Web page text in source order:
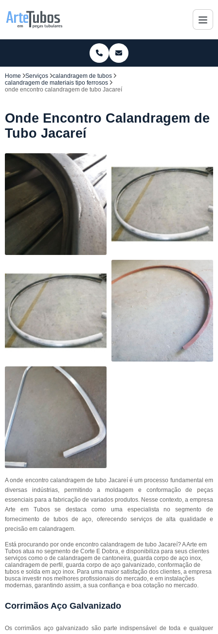
Home Serviços
calandragem de tubos
calandragem de materiais tipo ferrosos
onde encontro calandragem de tubo Jacareí
Onde Encontro Calandragem de
Tubo Jacareí
A onde encontro calandragem de tubo Jacareí é um processo fundamental em
diversas indústrias, permitindo a moldagem e conformação de peças
essenciais para a fabricação de variados produtos. Nesse contexto, a empresa
Arte em Tubos se destaca como uma especialista no segmento de
fornecimento de tubos de aço, oferecendo serviços de alta qualidade e
precisão em calandragem.
Está procurando por onde encontro calandragem de tubo Jacareí? A Arte em
Tubos atua no segmento de Corte E Dobra, e disponibiliza para seus clientes
serviços como o de calandragem de cantoneira, guarda corpo de aço inox,
calandragem de perfil, guarda corpo de aço galvanizado, conformação de
tubos e solda em aço inox. Para uma maior satisfação dos clientes, a empresa
busca investir nos melhores profissionais do mercado, e em instalações
modernas, garantindo assim, a sua confiança e boa cotação no mercado.
Corrimãos Aço Galvanizado
Os corrimãos aço galvanizado são parte indispensável de toda e qualquer